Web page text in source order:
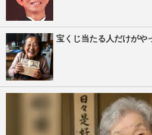
宝くじ当たる人だけがや